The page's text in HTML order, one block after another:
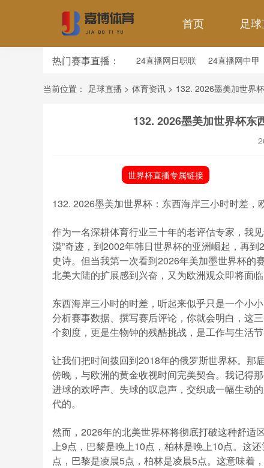
首页 足
热门赛事直播： 24直播网日职联 24直播网中甲
24直播网韩K联 24直播网世界杯
当前位置： 足球直播 > 体育资讯 > 132. 2026墨美加世界
132. 2026墨美加世界杯东
世界杯直播专属链接
132. 2026墨美加世界杯：东西海岸三小时时差，
作为一名深耕体育行业三十年的老评估专家，我
漠”奇迹，到2002年韩日世界杯的亚洲崛起，再
史诗。但当我第一次看到2026年美加墨世界杯
北美大陆的扩展感到兴奋，又为欧洲观众即将面临
东西海岸三小时的时差，听起来似乎只是一个小
分析赛事数据、撰写赛后评论，你就会明白，这
个刻度，更是生物钟的残酷挑战，是工作与生活节
让我们把时间拨回到2018年的俄罗斯世界杯。
傍晚，与欧洲的黄金收视时间完美契合。我记得
进球的欢呼声、失球的叹息声，交织成一幅生动
代的。
然而，2026年的北美世界杯将彻底打破这种舒适
上9点，巴黎是晚上10点，柏林是晚上10点。这
点，巴黎是凌晨5点，柏林是凌晨5点。这意味着